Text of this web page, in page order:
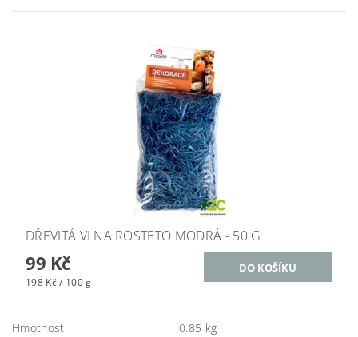
DŘEVITÁ VLNA ROSTETO MODRÁ - 50 G
99 Kč
198 Kč / 100 g
Hmotnost 0.85 kg